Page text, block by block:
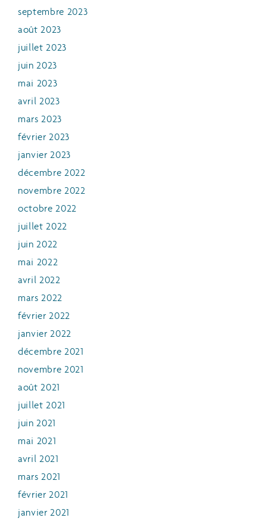
septembre 2023
août 2023
juillet 2023
juin 2023
mai 2023
avril 2023
mars 2023
février 2023
janvier 2023
décembre 2022
novembre 2022
octobre 2022
juillet 2022
juin 2022
mai 2022
avril 2022
mars 2022
février 2022
janvier 2022
décembre 2021
novembre 2021
août 2021
juillet 2021
juin 2021
mai 2021
avril 2021
mars 2021
février 2021
janvier 2021